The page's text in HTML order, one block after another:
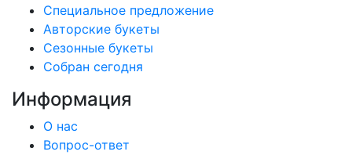
Cпециальное предложение
Авторские букеты
Сезонные букеты
Собран сегодня
Информация
О нас
Вопрос-ответ